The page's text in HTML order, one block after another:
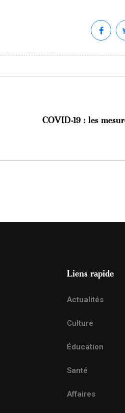
COVID-19 : les
Liens rapide
Actualités
Culture
Éducation
Santé
Affaires